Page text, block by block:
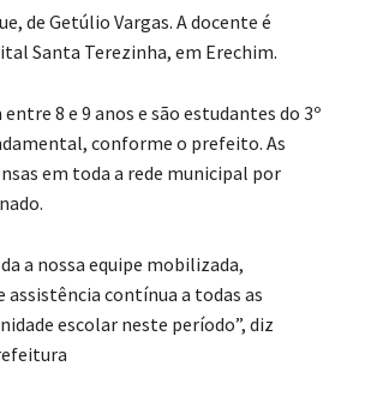
de Getúlio Vargas. A docente é
Santa Terezinha, em Erechim.
8 e 9 anos e são estudantes do 3º
conforme o prefeito. As
em toda a rede municipal por
a nossa equipe mobilizada,
assistência contínua a todas as
escolar neste período”, diz